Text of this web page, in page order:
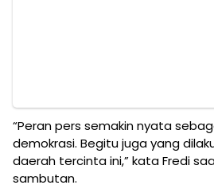
“Peran pers semakin nyata
demokrasi. Begitu juga yang
daerah tercinta ini,” kata Fredi
sambutan.